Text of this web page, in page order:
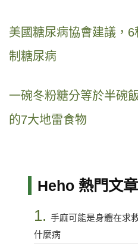
美國糖尿病協會建議，
制糖尿病
一碗冬粉糖分等於半碗
的7大地雷食物
Heho 熱門文章
1. 手麻可能是身體在求
什麼病